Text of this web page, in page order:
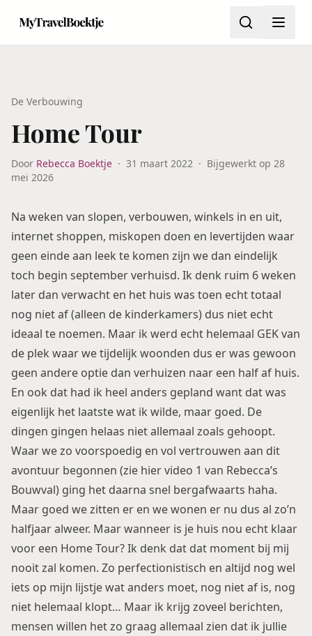
De Verbouwing
Home Tour
Door Rebecca Boektje · 31 maart 2022 · Bijgewerkt op 28
mei 2026
Na weken van slopen, verbouwen, winkels in en uit,
internet shoppen, miskopen doen en levertijden waar
geen einde aan leek te komen zijn we dan eindelijk
toch begin september verhuisd. Ik denk ruim 6 weken
later dan verwacht en het huis was toen echt totaal
nog niet af (alleen de kinderkamers) dus niet echt
ideaal te noemen. Maar ik werd echt helemaal GEK van
de plek waar we tijdelijk woonden dus er was gewoon
geen andere optie dan verhuizen naar een half af huis.
En ook dat had ik heel anders gepland want dat was
eigenlijk het laatste wat ik wilde, maar goed. De
dingen gingen helaas niet allemaal zoals gehoopt.
Waar we zo voorspoedig en vol vertrouwen aan dit
avontuur begonnen (zie hier video 1 van Rebecca’s
Bouwval) ging het daarna snel bergafwaarts haha.
Maar goed we zitten er en we wonen er nu dus al zo’n
halfjaar alweer. Maar wanneer is je huis nou echt klaar
voor een Home Tour? Ik denk dat dat moment bij mij
nooit zal komen. Zo perfectionistisch en altijd nog wel
iets op mijn lijstje wat anders moet, nog niet af is, nog
niet helemaal klopt… Maar ik krijg zoveel berichten,
mensen willen het zo graag allemaal zien dat ik jullie